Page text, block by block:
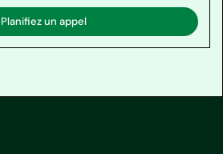
Planifiez un appel